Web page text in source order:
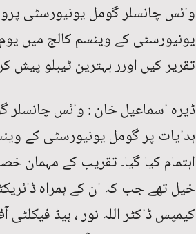
وائس چانسلر گومل یونیورسٹی
یونیورسٹی کے وینسم کالج میں
تقریر کیں اورر بہترین ٹیبلو پیش
ڈیرہ اسماعیل خان : وائس چانسلر
ہدایات پر گومل یونیورسٹی کے
اہتمام کیا گیا۔ تقریب کے
خیل تھے جب کہ ان کے ہمراہ
کیمپس ڈاکٹر اللہ نور ، ہیڈ